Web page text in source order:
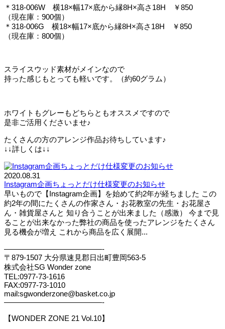
＊318-006W 横18×幅17×底から縁8H×高さ18H ￥850
（現在庫：900個）
＊318-006G 横18×幅17×底から縁8H×高さ18H ￥850
（現在庫：800個）
スライスウッド素材がメインなので
持った感じもとっても軽いです。（約60グラム）
ホワイトもグレーもどちらともオススメですので
是非ご活用くださいませ♪
たくさんの方のアレンジ作品お待ちしています♪
↓↓詳しくは↓↓
2020.08.31
Instagram企画ちょっとだけ仕様変更のお知らせ
早いもので【Instagram企画】を始めて約2年が経ちました この
約2年の間にたくさんの作家さん・お花教室の先生・お花屋さ
ん・雑貨屋さんと 知り合うことが出来ました（感激） 今まで見
ることが出来なかった弊社の商品を使ったアレンジをたくさん
見る機会が増え これから商品を広く展開...
—————————————-
〒879-1507 大分県速見郡日出町豊岡563-5
株式会社SG Wonder zone
TEL:0977-73-1616
FAX:0977-73-1010
mail:sgwonderzone@basket.co.jp
—————————————-
【WONDER ZONE 21 Vol.10】